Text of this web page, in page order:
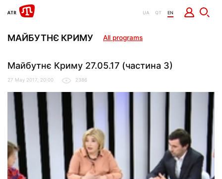
UA QT EN
МАЙБУТНЄ КРИМУ All programs
Майбутнє Криму 27.05.17 (частина 3)
27 May 2017, 20:00 2386